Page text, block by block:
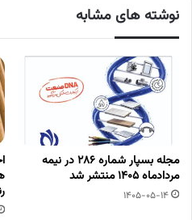
نوشته های مشابه
مجله بسپار شماره 286 در نیمه
مردادماه 1405 منتشر شد
1405-05-14